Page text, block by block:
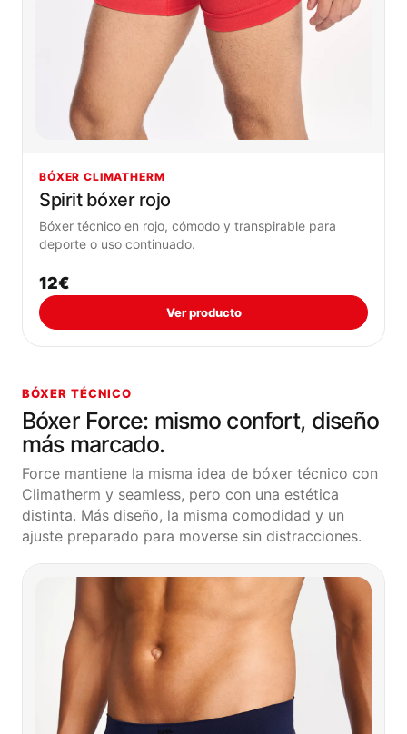
BÓXER CLIMATHERM
Spirit bóxer rojo
Bóxer técnico en rojo, cómodo y transpirable para
deporte o uso continuado.
12€
Ver producto
BÓXER TÉCNICO
Bóxer Force: mismo confort, diseño
más marcado.
Force mantiene la misma idea de bóxer técnico con
Climatherm y seamless, pero con una estética
distinta. Más diseño, la misma comodidad y un
ajuste preparado para moverse sin distracciones.